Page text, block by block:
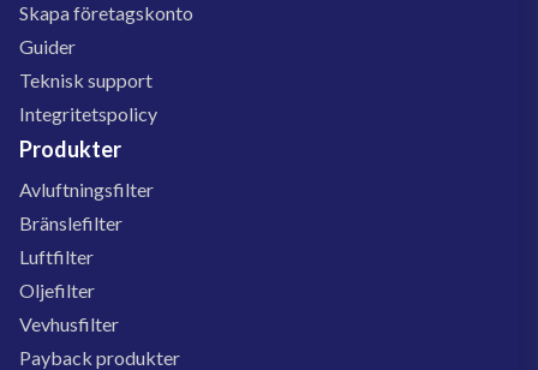
Skapa företagskonto
Guider
Teknisk support
Integritetspolicy
Produkter
Avluftningsfilter
Bränslefilter
Luftfilter
Oljefilter
Vevhusfilter
Payback produkter